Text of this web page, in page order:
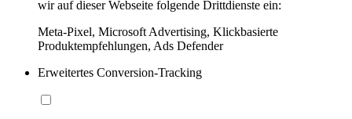
wir auf dieser Webseite folgende Drittdienste ein:
Meta-Pixel, Microsoft Advertising, Klickbasierte
Produktempfehlungen, Ads Defender
Erweitertes Conversion-Tracking